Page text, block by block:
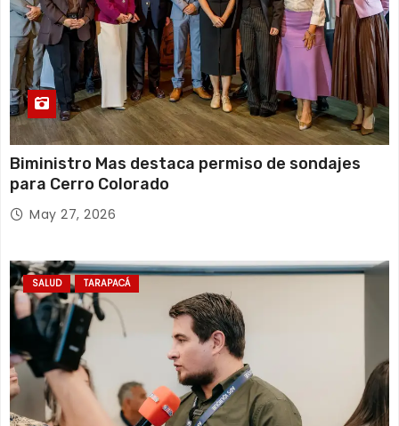
Biministro Mas destaca permiso de sondajes
para Cerro Colorado
May 27, 2026
SALUD TARAPACÁ